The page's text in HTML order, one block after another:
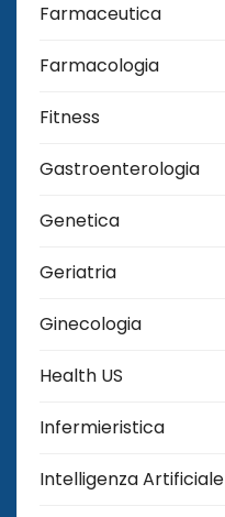
Farmaceutica
Farmacologia
Fitness
Gastroenterologia
Genetica
Geriatria
Ginecologia
Health US
Infermieristica
Intelligenza Artificiale